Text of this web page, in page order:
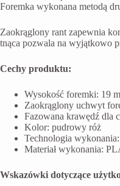
Foremka wykonana metodą
Zaokrąglony rant zapewnia
tnąca pozwala na wyjątkowo
Cechy produktu:
Wysokość foremki: 19
Zaokrąglony uchwyt
Fazowana krawędź dla
Kolor: pudrowy róż
Technologia
Materiał wykonania:
Wskazówki dotyczące